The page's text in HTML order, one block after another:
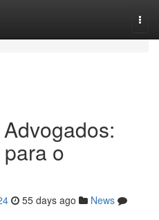
o
55 days ago
News